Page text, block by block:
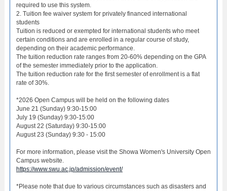
required to use this system.
2. Tuition fee waiver system for privately financed international
students
Tuition is reduced or exempted for international students who meet
certain conditions and are enrolled in a regular course of study,
depending on their academic performance.
The tuition reduction rate ranges from 20-60% depending on the GPA
of the semester immediately prior to the application.
The tuition reduction rate for the first semester of enrollment is a flat
rate of 30%.
*2026 Open Campus will be held on the following dates
June 21 (Sunday) 9:30-15:00
July 19 (Sunday) 9:30-15:00
August 22 (Saturday) 9:30-15:00
August 23 (Sunday) 9:30 - 15:00
For more information, please visit the Showa Women's University Open
Campus website.
https://www.swu.ac.jp/admission/event/
*Please note that due to various circumstances such as disasters and